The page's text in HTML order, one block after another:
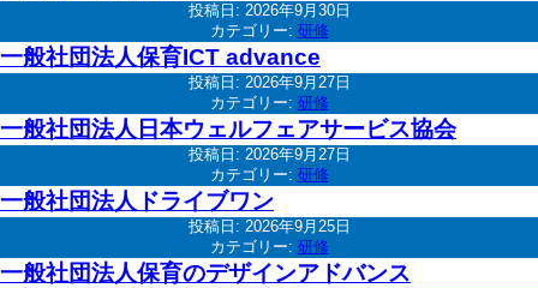
投稿日: 2026年9月30日
カテゴリー: 研修
一般社団法人保育ICT advance
投稿日: 2026年9月27日
カテゴリー: 研修
一般社団法人日本ウェルフェアサービス協会
投稿日: 2026年9月27日
カテゴリー: 研修
一般社団法人ドライブワン
投稿日: 2026年9月25日
カテゴリー: 研修
一般社団法人保育のデザインアドバンス